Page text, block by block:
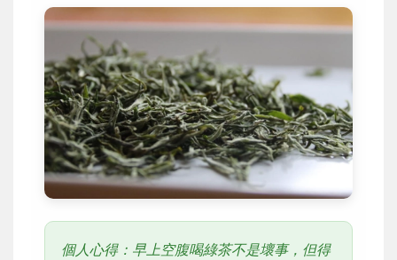
個人心得：早上空腹喝綠茶不是壞事，但得